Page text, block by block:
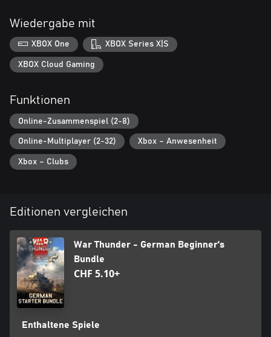
Wiedergabe mit
XBOX One XBOX Series X|S
XBOX Cloud Gaming
Funktionen
Online-Zusammenspiel (2-8)
Online-Multiplayer (2-32) Xbox – Anwesenheit
Xbox – Clubs
Editionen vergleichen
War Thunder - German Beginner's
Bundle
CHF 5.10+
Enthaltene Spiele